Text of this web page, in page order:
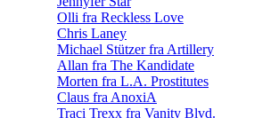
Olli fra Reckless Love
Chris Laney
Michael Stützer fra Artillery
Allan fra The Kandidate
Morten fra L.A. Prostitutes
Claus fra AnoxiA
Traci Trexx fra Vanity Blvd.